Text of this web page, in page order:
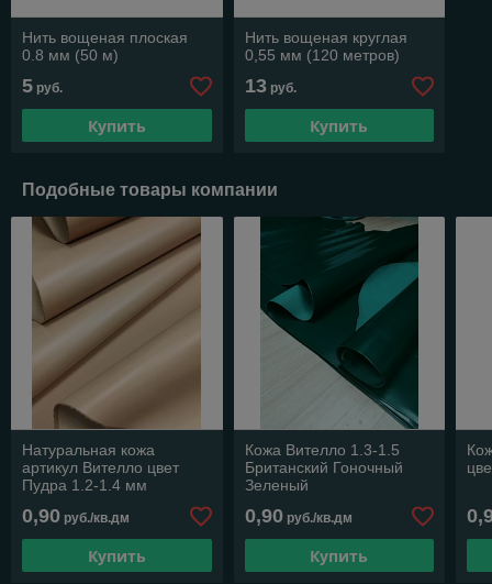
Нить вощеная плоская
0.8 мм (50 м)
5 руб.
Купить
Нить вощеная круглая
0,55 мм (120 метров)
13руб.
Купить
Подобные товары компании
Натуральная кожа
артикул Вителло цвет
Пудра 1.2-1.4 мм
0,90 руб./кв.дм
Купить
Кожа Вителло 1.3-1.5
Британский Гоночный
Зеленый
0,90руб./кв.дм
Купить